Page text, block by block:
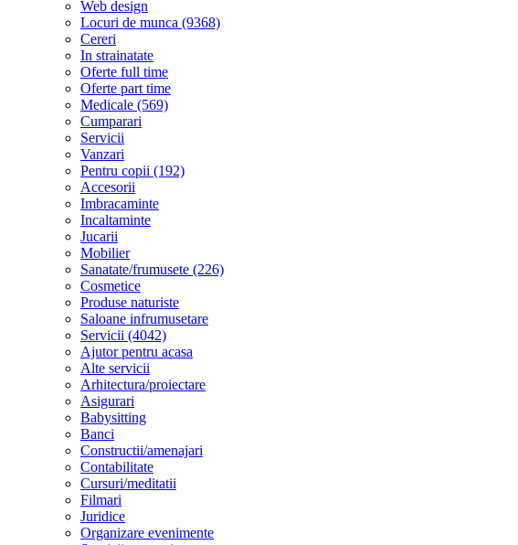
Web design
Locuri de munca (9368)
Cereri
In strainatate
Oferte full time
Oferte part time
Medicale (569)
Cumparari
Servicii
Vanzari
Pentru copii (192)
Accesorii
Imbracaminte
Incaltaminte
Jucarii
Mobilier
Sanatate/frumusete (226)
Cosmetice
Produse naturiste
Saloane infrumusetare
Servicii (4042)
Ajutor pentru acasa
Alte servicii
Arhitectura/proiectare
Asigurari
Babysitting
Banci
Constructii/amenajari
Contabilitate
Cursuri/meditatii
Filmari
Juridice
Organizare evenimente